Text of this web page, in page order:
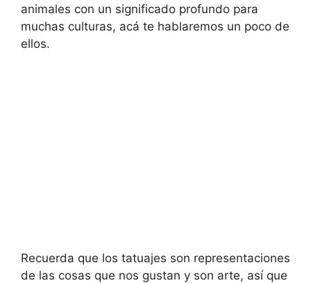
animales con un significado profundo para
muchas culturas, acá te hablaremos un poco de
ellos.
Recuerda que los tatuajes son representaciones
de las cosas que nos gustan y son arte, así que